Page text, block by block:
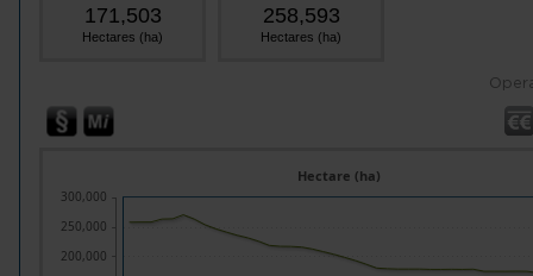
171,503
Hectares (ha)
258,593
Hectares (ha)
Hectare (ha)
200,000
250,000
300,000